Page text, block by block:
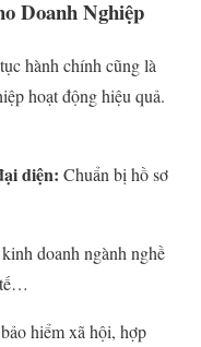
Doanh Nghiệp
hành chính cũng là
hoạt động hiệu quả.
diện: Chuẩn bị hồ sơ
doanh ngành nghề
hiểm xã hội, hợp